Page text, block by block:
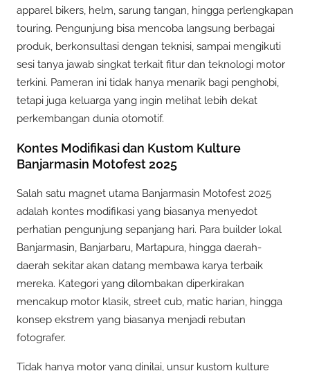
apparel bikers, helm, sarung tangan, hingga perlengkapan
touring. Pengunjung bisa mencoba langsung berbagai
produk, berkonsultasi dengan teknisi, sampai mengikuti
sesi tanya jawab singkat terkait fitur dan teknologi motor
terkini. Pameran ini tidak hanya menarik bagi penghobi,
tetapi juga keluarga yang ingin melihat lebih dekat
perkembangan dunia otomotif.
Kontes Modifikasi dan Kustom Kulture
Banjarmasin Motofest 2025
Salah satu magnet utama Banjarmasin Motofest 2025
adalah kontes modifikasi yang biasanya menyedot
perhatian pengunjung sepanjang hari. Para builder lokal
Banjarmasin, Banjarbaru, Martapura, hingga daerah-
daerah sekitar akan datang membawa karya terbaik
mereka. Kategori yang dilombakan diperkirakan
mencakup motor klasik, street cub, matic harian, hingga
konsep ekstrem yang biasanya menjadi rebutan
fotografer.
Tidak hanya motor yang dinilai, unsur kustom kulture